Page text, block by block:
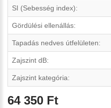
SI (Sebesség index):
Gördülési ellenállás:
Tapadás nedves útfelületen:
Zajszint dB:
Zajszint kategória:
64 350 Ft